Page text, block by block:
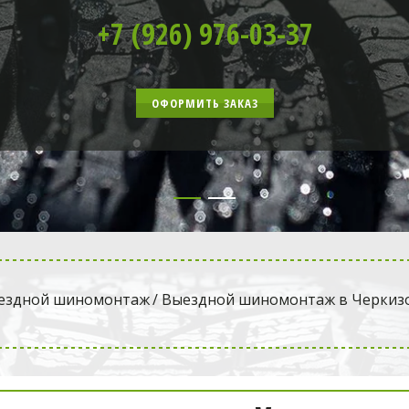
+7 (926) 976-03-37
ОФОРМИТЬ ЗАКАЗ
шиномонтаж / Выездной шиномонтаж в